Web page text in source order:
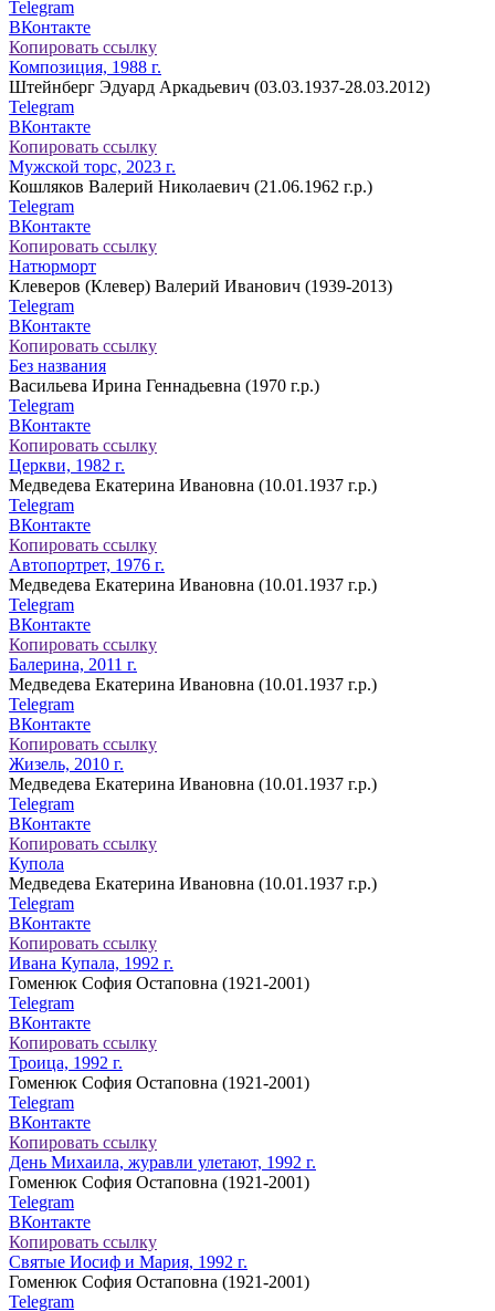
Telegram
ВКонтакте
Копировать ссылку
Композиция, 1988 г.
Штейнберг Эдуард Аркадьевич (03.03.1937-28.03.2012)
Telegram
ВКонтакте
Копировать ссылку
Мужской торс, 2023 г.
Кошляков Валерий Николаевич (21.06.1962 г.р.)
Telegram
ВКонтакте
Копировать ссылку
Натюрморт
Клеверов (Клевер) Валерий Иванович (1939-2013)
Telegram
ВКонтакте
Копировать ссылку
Без названия
Васильева Ирина Геннадьевна (1970 г.р.)
Telegram
ВКонтакте
Копировать ссылку
Церкви, 1982 г.
Медведева Екатерина Ивановна (10.01.1937 г.р.)
Telegram
ВКонтакте
Копировать ссылку
Автопортрет, 1976 г.
Медведева Екатерина Ивановна (10.01.1937 г.р.)
Telegram
ВКонтакте
Копировать ссылку
Балерина, 2011 г.
Медведева Екатерина Ивановна (10.01.1937 г.р.)
Telegram
ВКонтакте
Копировать ссылку
Жизель, 2010 г.
Медведева Екатерина Ивановна (10.01.1937 г.р.)
Telegram
ВКонтакте
Копировать ссылку
Купола
Медведева Екатерина Ивановна (10.01.1937 г.р.)
Telegram
ВКонтакте
Копировать ссылку
Ивана Купала, 1992 г.
Гоменюк София Остаповна (1921-2001)
Telegram
ВКонтакте
Копировать ссылку
Троица, 1992 г.
Гоменюк София Остаповна (1921-2001)
Telegram
ВКонтакте
Копировать ссылку
День Михаила, журавли улетают, 1992 г.
Гоменюк София Остаповна (1921-2001)
Telegram
ВКонтакте
Копировать ссылку
Святые Иосиф и Мария, 1992 г.
Гоменюк София Остаповна (1921-2001)
Telegram